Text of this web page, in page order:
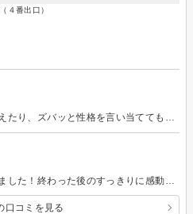
４番出口）
口コミを見る